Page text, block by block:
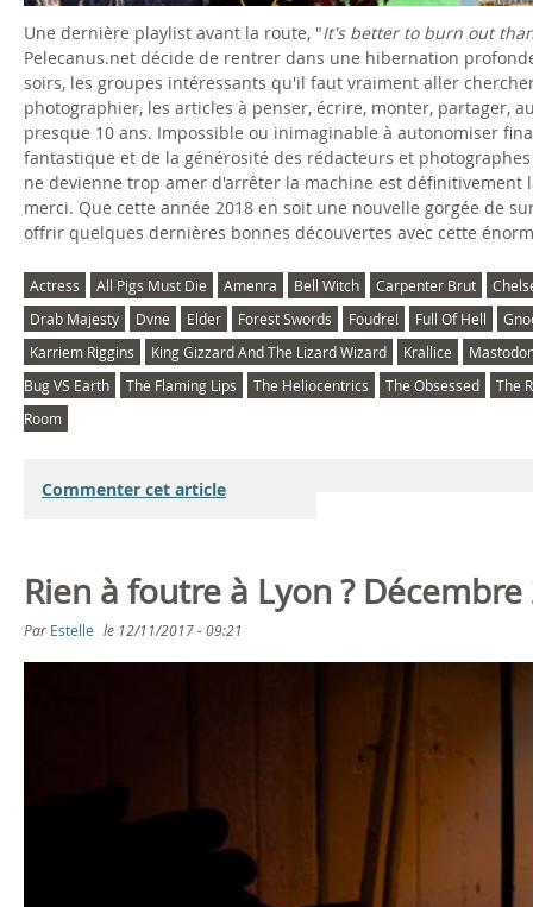
iUne dernière playlist avant la route, "It's better to burn out
Pelecanus.net décide de rentrer dans une hibernation
soirs, les groupes intéressants qu'il faut vraiment aller
photographier, les articles à penser, écrire, monter, partager,
presque 10 ans. Impossible ou inimaginable à autonomiser
fantastique et de la générosité des rédacteurs et
ne devienne trop amer d'arrêter la machine est définitivement
merci. Que cette année 2018 en soit une nouvelle gorgée de
offrir quelques dernières bonnes découvertes avec cette
Actress All Pigs Must Die Amenra Bell Witch Carpenter Brut
Drab Majesty
Dvne Elder Forest Swords Foudre! Full Of Hell
Karriem Riggins
King Gizzard And The Lizard Wizard Krallice
Bug VS Earth
The Flaming Lips The Heliocentrics The Obsessed
The
Room
Commenter cet article
Rien à foutre à Lyon ? Décembre
Par Estelle le 12/11/2017 - 09:21